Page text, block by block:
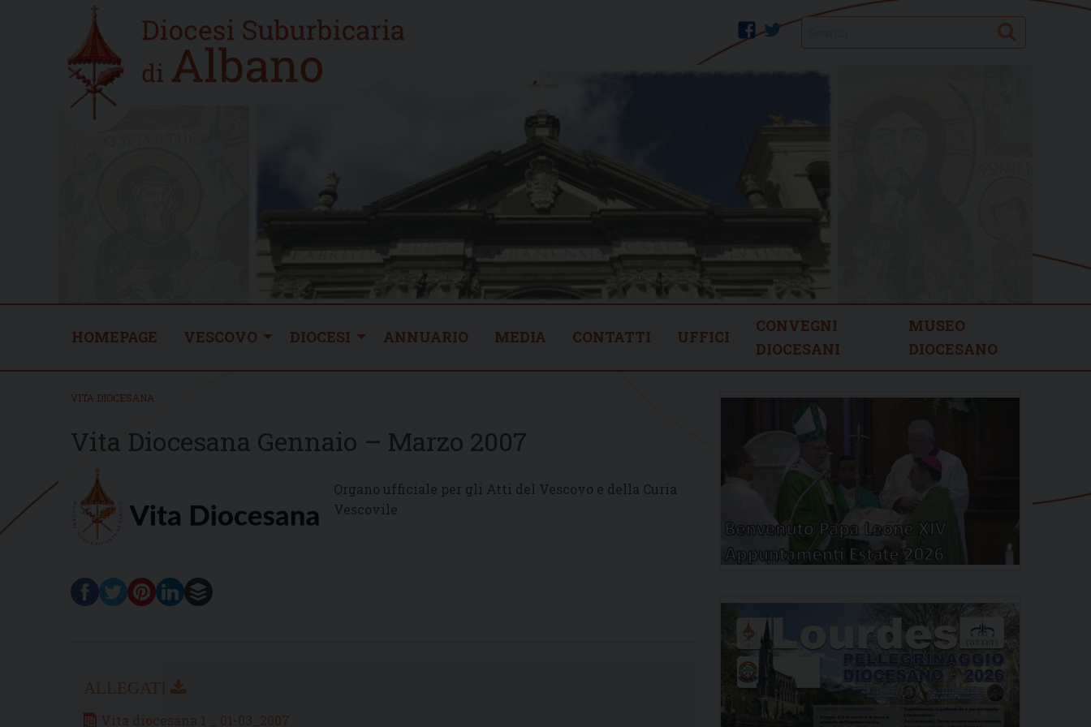
Home
new
twitter
facebook Search
HOMEPAGE VESCOVO DIOCESI ANNUARIO MEDIA CONTATTI UFFICI
CONVEGNI
DIOCESANI
MUSEO
DIOCESANO
VITA DIOCESANA
Vita Diocesana Gennaio – Marzo 2007
Organo ufficiale per gli Atti del Vescovo e della Curia
Vescovile
Vita diocesana 1 _ 01-03_2007